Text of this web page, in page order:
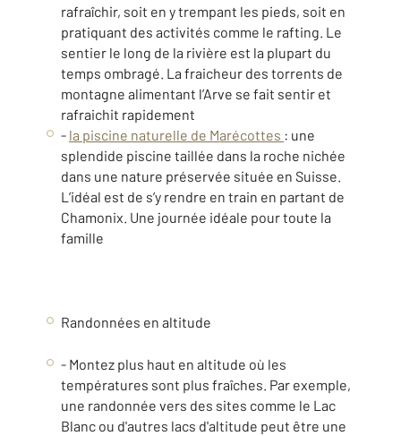
rafraîchir, soit en y trempant les pieds, soit en
pratiquant des activités comme le rafting. Le
sentier le long de la rivière est la plupart du
temps ombragé. La fraicheur des torrents de
montagne alimentant l’Arve se fait sentir et
rafraichit rapidement
- la piscine naturelle de Marécottes : une
splendide piscine taillée dans la roche nichée
dans une nature préservée située en Suisse.
L’idéal est de s’y rendre en train en partant de
Chamonix. Une journée idéale pour toute la
famille
Randonnées en altitude
- Montez plus haut en altitude où les
températures sont plus fraîches. Par exemple,
une randonnée vers des sites comme le Lac
Blanc ou d'autres lacs d'altitude peut être une